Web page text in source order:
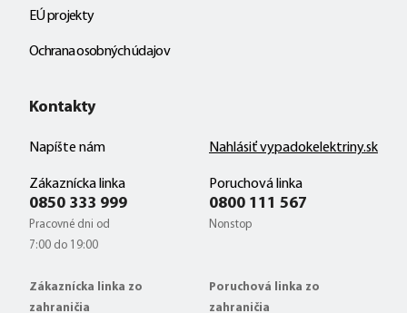
EÚ projekty
Ochrana osobných údajov
Kontakty
Napíšte nám
Zákaznícka linka
0850 333 999
Pracovné dni od
7:00 do 19:00
Zákaznícka linka zo
zahraničia
Nahlásiť vypadokelektriny.sk
Poruchová linka
0800 111 567
Nonstop
Poruchová linka zo
zahraničia